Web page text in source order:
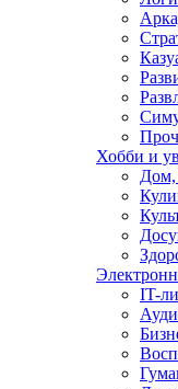
Хобби и
Дом,
IT-